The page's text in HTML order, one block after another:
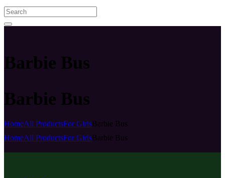
Barbie Bus
Barbie Bus
HomeAll ProductsFor GirlsBarbie Bus
HomeAll ProductsFor GirlsBarbie Bus